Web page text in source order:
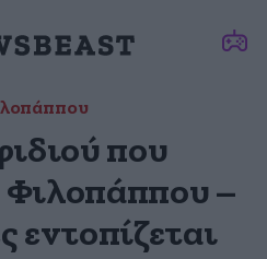
που
Φιλοπάππου –
εντοπίζεται